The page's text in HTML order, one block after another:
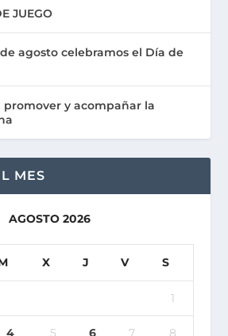
JUEGO
agosto celebramos el Día de
promover y acompañar la
MES
AGOSTO 2026
X J V S
1
4 5 6 7 8